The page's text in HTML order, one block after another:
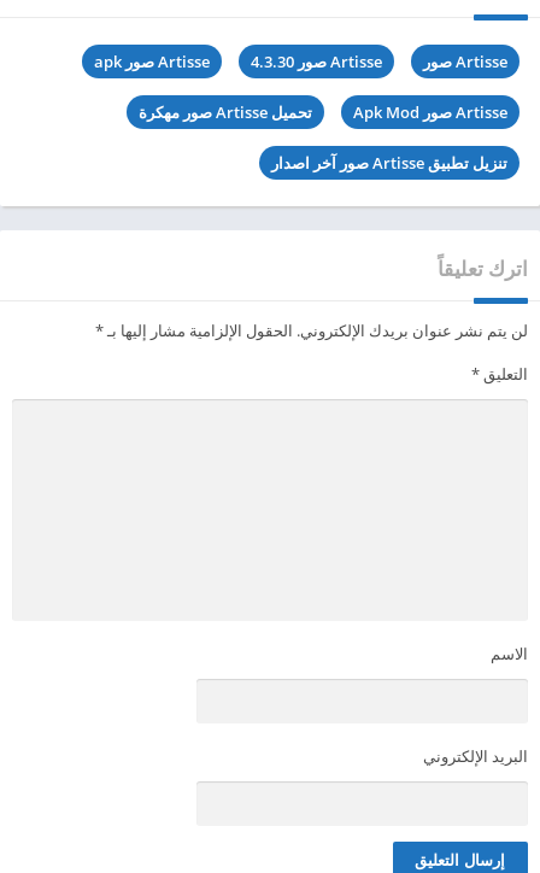
Artisse صور Artisse صور 4.3.30 Artisse صور apk
Artisse صور Apk Mod تحميل Artisse صور مهكرة
تنزيل تطبيق Artisse صور آخر اصدار
اترك تعليقاً
لن يتم نشر عنوان بريدك الإلكتروني. الحقول الإلزامية مشار إليها بـ*
التعليق*
الاسم
البريد الإلكتروني